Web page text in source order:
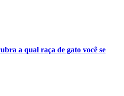
a qual raça de gato você se